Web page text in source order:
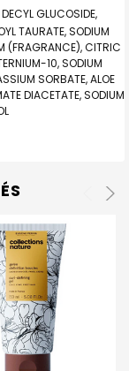
GLUCOSIDE,
TAURATE, SODIUM
(FRAGRANCE), CITRIC
10, SODIUM
SORBATE, ALOE
DIACETATE, SODIUM